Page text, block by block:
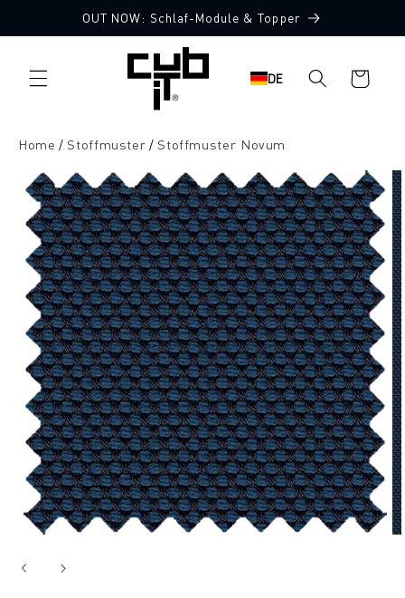
Inhalt
OUT NOW: Schlaf-Module & Topper
DE Warenkorb
Home Stoffmuster Stoffmuster Novum
10 Stoffmuster gratis